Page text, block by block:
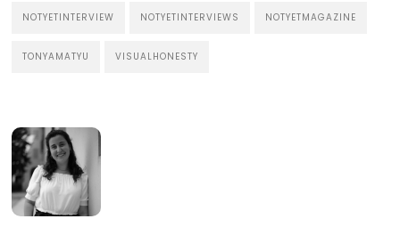
NOTYETINTERVIEW NOTYETINTERVIEWS NOTYETMAGAZINE
TONYAMATYU VISUALHONESTY